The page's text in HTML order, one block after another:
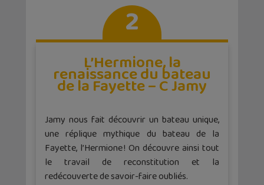
2
L’Hermione, la
renaissance du bateau
de la Fayette – C Jamy
Jamy nous fait découvrir un bateau unique,
une réplique mythique du bateau de la
Fayette, l’Hermione ! On découvre ainsi tout
le travail de reconstitution et la
redécouverte de savoir-faire oubliés.